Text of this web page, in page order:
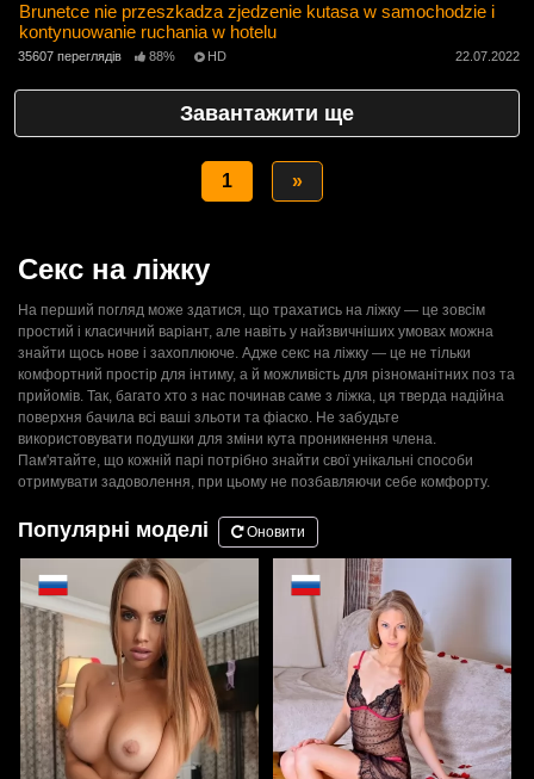
Brunetce nie przeszkadza zjedzenie kutasa w samochodzie i
kontynuowanie ruchania w hotelu
35607 переглядів 88% HD 22.07.2022
Завантажити ще
1 »
Секс на ліжку
На перший погляд може здатися, що трахатись на ліжку — це зовсім
простий і класичний варіант, але навіть у найзвичніших умовах можна
знайти щось нове і захоплююче. Адже секс на ліжку — це не тільки
комфортний простір для інтиму, а й можливість для різноманітних поз та
прийомів. Так, багато хто з нас починав саме з ліжка, ця тверда надійна
поверхня бачила всі ваші зльоти та фіаско. Не забудьте
використовувати подушки для зміни кута проникнення члена.
Пам'ятайте, що кожній парі потрібно знайти свої унікальні способи
отримувати задоволення, при цьому не позбавляючи себе комфорту.
Популярні моделі Оновити